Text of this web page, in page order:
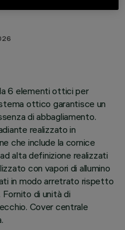
6 elementi ottici per
ottico garantisce un
di abbagliamento.
realizzato in
che include la cornice
alta definizione realizzati
con vapori di allumino
in modo arretrato rispetto
di unità di
Cover centrale